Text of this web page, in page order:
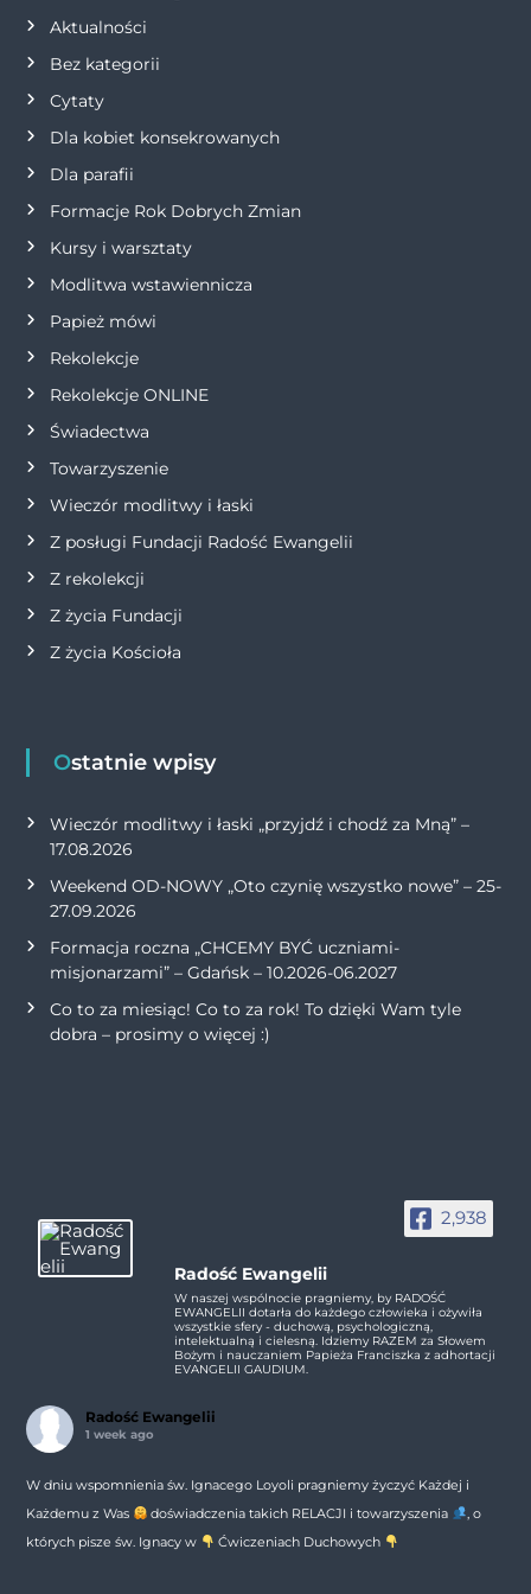
c
j
a
w
p
i
s
u
Aktualności
Bez kategorii
Cytaty
Dla kobiet konsekrowanych
Dla parafii
Formacje Rok Dobrych Zmian
Kursy i warsztaty
Modlitwa wstawiennicza
Papież mówi
Rekolekcje
Rekolekcje ONLINE
Świadectwa
Towarzyszenie
Wieczór modlitwy i łaski
Z posługi Fundacji Radość Ewangelii
Z rekolekcji
Z życia Fundacji
Z życia Kościoła
Ostatnie wpisy
Wieczór modlitwy i łaski „przyjdź i chodź za Mną” –
17.08.2026
Weekend OD-NOWY „Oto czynię wszystko nowe” – 25-
27.09.2026
Formacja roczna „CHCEMY BYĆ uczniami-
misjonarzami” – Gdańsk – 10.2026-06.2027
Co to za miesiąc! Co to za rok! To dzięki Wam tyle
dobra – prosimy o więcej :)
2,938
Radość Ewangelii
W naszej wspólnocie pragniemy, by RADOŚĆ
EWANGELII dotarła do każdego człowieka i ożywiła
wszystkie sfery - duchową, psychologiczną,
intelektualną i cielesną. Idziemy RAZEM za Słowem
Bożym i nauczaniem Papieża Franciszka z adhortacji
EVANGELII GAUDIUM.
Radość Ewangelii
1 week ago
W dniu wspomnienia św. Ignacego Loyoli pragniemy życzyć Każdej i
Każdemu z Was
doświadczenia takich RELACJI i towarzyszenia
, o
których pisze św. Ignacy w
Ćwiczeniach Duchowych